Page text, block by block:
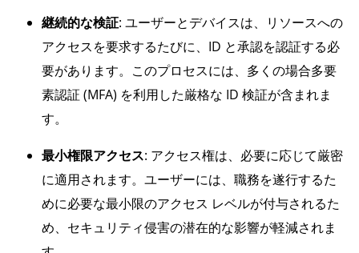
継続的な検証: ユーザーとデバイスは、リソースへの
アクセスを要求するたびに、ID と承認を認証する必
要があります。このプロセスには、多くの場合多要
素認証 (MFA) を利用した厳格な ID 検証が含まれま
す。
最小権限アクセス: アクセス権は、必要に応じて厳密
に適用されます。ユーザーには、職務を遂行するた
めに必要な最小限のアクセス レベルが付与されるた
め、セキュリティ侵害の潜在的な影響が軽減されま